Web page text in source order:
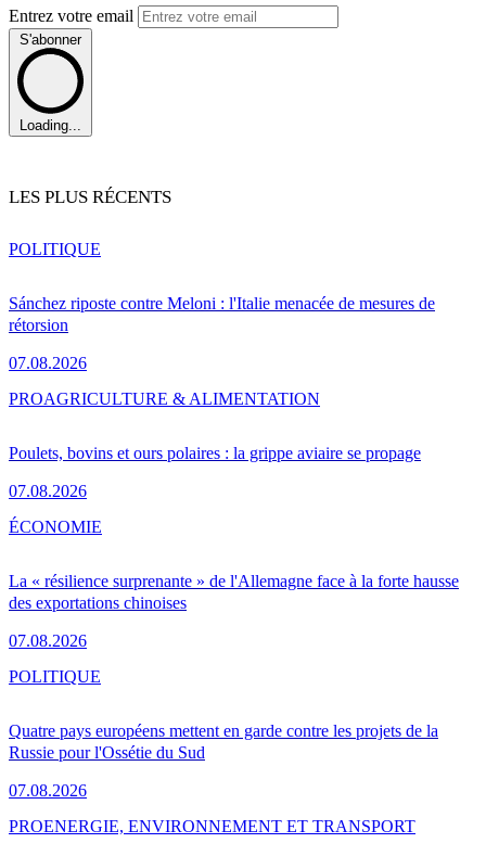
Entrez votre email
S'abonner
Loading...
LES PLUS RÉCENTS
Sánchez riposte contre Meloni : l'Italie menacée de mesures de
rétorsion
07.08.2026
POLITIQUE
Poulets, bovins et ours polaires : la grippe aviaire se propage
07.08.2026
PROAGRICULTURE & ALIMENTATION
La « résilience surprenante » de l'Allemagne face à la forte hausse
des exportations chinoises
07.08.2026
ÉCONOMIE
Quatre pays européens mettent en garde contre les projets de la
Russie pour l'Ossétie du Sud
07.08.2026
POLITIQUE
PROENERGIE, ENVIRONNEMENT ET TRANSPORT